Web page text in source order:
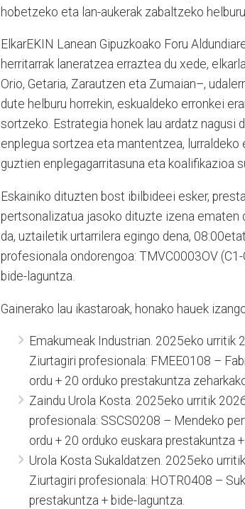
hobetzeko eta lan-aukerak zabaltzeko
ElkarEKIN Lanean Gipuzkoako Foru
herritarrak laneratzea erraztea du xede,
Orio, Getaria, Zarautzen eta Zumaian–,
dute helburu horrekin, eskualdeko erronkei
sortzeko. Estrategia honek lau ardatz nagusi
enplegua sortzea eta mantentzea,
guztien enplegagarritasuna eta koalifikazioa
Eskainiko dituzten bost ibilbideei esker,
pertsonalizatua jasoko dituzte izena ematen
da, uztailetik urtarrilera egingo dena,
profesionala ondorengoa: TMVC0003OV
bide-laguntza.
Gainerako lau ikastaroak, honako hauek
Emakumeak Industrian. 2025eko urritik
Ziurtagiri profesionala: FMEE0108 –
ordu + 20 orduko prestakuntza
Zaindu Urola Kosta. 2025eko urritik
profesionala: SSCS0208 – Mendeko
ordu + 20 orduko euskara prestakuntza
Urola Kosta Sukaldatzen. 2025eko
Ziurtagiri profesionala: HOTR0408 –
prestakuntza + bide-laguntza.